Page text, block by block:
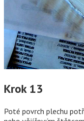
Krok 13
Poté povrch plechu